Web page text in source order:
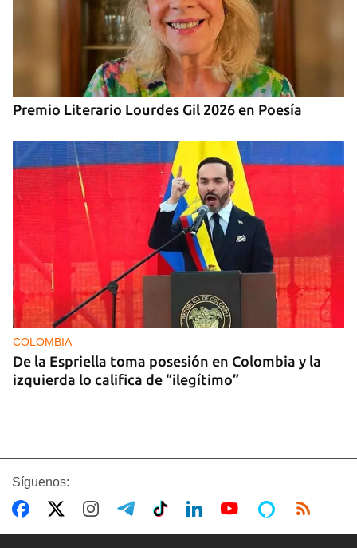
Premio Literario Lourdes Gil 2026 en Poesía
COLOMBIA
De la Espriella toma posesión en Colombia y la
izquierda lo califica de “ilegítimo”
Síguenos: